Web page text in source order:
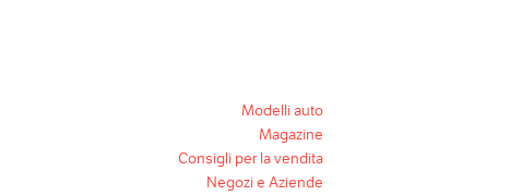
Modelli auto
Magazine
Consigli per la vendita
Negozi e Aziende